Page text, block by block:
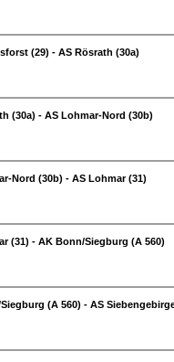
(29) - AS Rösrath (30a)
(30a) - AS Lohmar-Nord (30b)
Nord (30b) - AS Lohmar (31)
(31) - AK Bonn/Siegburg (A 560)
(A 560) - AS